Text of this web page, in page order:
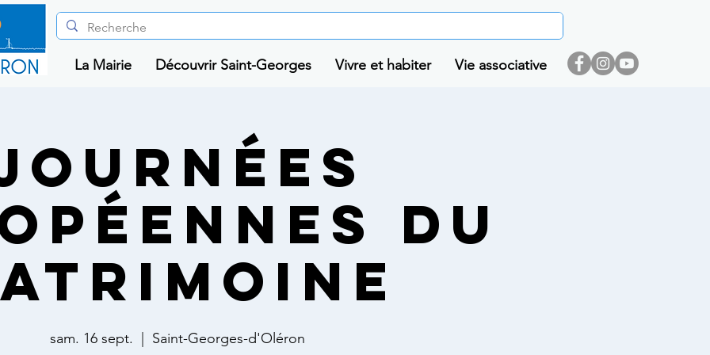
La Mairie Découvrir Saint-Georges Vivre et habiter Vie associative
du
sam. 16 sept. Saint-Georges-d'Oléron